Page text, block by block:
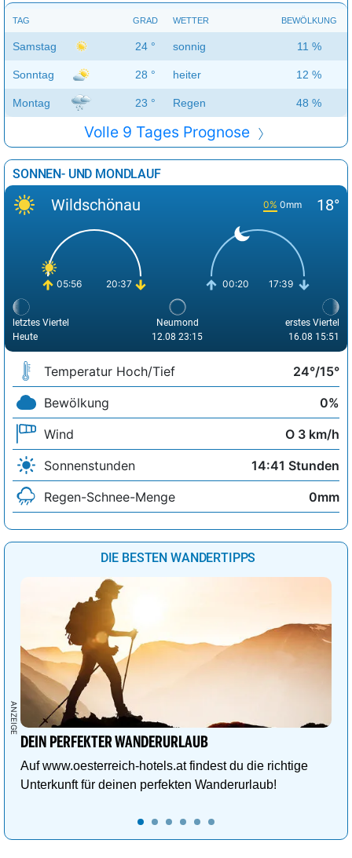
TAG GRAD WETTER BEWÖLKUNG
Samstag 24 ° sonnig 11 %
Sonntag 28 ° heiter 12 %
Montag 23 ° Regen 48 %
Volle 9 Tages Prognose
SONNEN- UND MONDLAUF
Wildschönau 0% 0mm 18°
05:56 20:37 00:20 17:39
letztes Viertel
Heute
Neumond
12.08 23:15
erstes Viertel
16.08 15:51
Temperatur Hoch/Tief
24°/15°
Bewölkung
0%
Wind
O 3 km/h
Sonnenstunden
14:41 Stunden
Regen-Schnee-Menge
0mm
DIE BESTEN WANDERTIPPS
DEIN PERFEKTER WANDERURLAUB
Auf www.oesterreich-hotels.at findest du die richtige
Unterkunft für deinen perfekten Wanderurlaub!